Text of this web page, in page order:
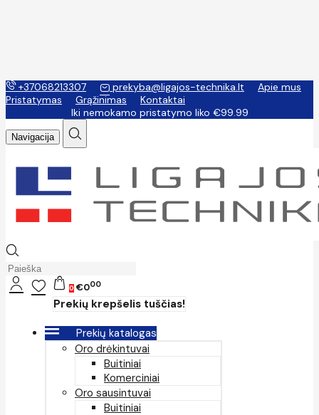
+37068213307 prekyba@ligajos-technika.lt
Apie mus
Pristatymas
Grąžinimas
Kontaktai
Iki nemokamo pristatymo liko €99.99
Navigacija
0 €000
Prekių krepšelis tuščias!
Prekių katalogas
Oro drėkintuvai
Buitiniai
Komerciniai
Oro sausintuvai
Buitiniai